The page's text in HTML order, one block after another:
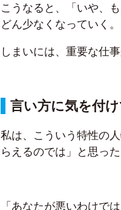
こうなると、「いや、
どん少なくなっていく。
しまいには、重要な仕
言い方に気を付
私は、こういう特性の
らえるのでは」と思った
「あなたが悪いわけで